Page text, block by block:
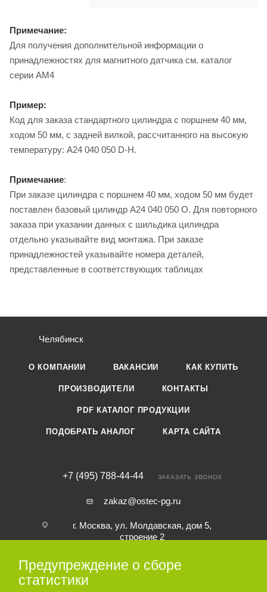
Примечание:
Для получения дополнительной информации о
принадлежностях для магнитного датчика см. каталог
серии AM4
Пример:
Код для заказа стандартного цилиндра с поршнем 40 мм,
ходом 50 мм, с задней вилкой, рассчитанного на высокую
температуру: A24 040 050 D-H.
Примечание:
При заказе цилиндра с поршнем 40 мм, ходом 50 мм будет
поставлен базовый цилиндр A24 040 050 O. Для повторного
заказа при указании данных с шильдика цилиндра
отдельно указывайте вид монтажа. При заказе
принадлежностей указывайте номера деталей,
представленные в соответствующих таблицах
Челябинск
О КОМПАНИИ ВАКАНСИИ КАК КУПИТЬ
ПРОИЗВОДИТЕЛИ КОНТАКТЫ
PDF КАТАЛОГ ПРОДУКЦИИ
ПОДОБРАТЬ АНАЛОГ КАРТА САЙТА
+7 (495) 788-44-44 ЗАКАЗАТЬ ЗВОНОК
zakaz@ostec-pg.ru
г. Москва, ул. Молдавская, дом 5,
строение 2
ПОДПИСАТЬСЯ НА РАССЫЛКУ
Предупреждение о сборе
статистики